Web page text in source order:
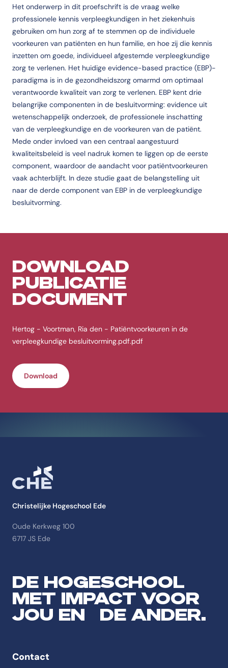
Het onderwerp in dit proefschrift is de vraag welke
professionele kennis verpleegkundigen in het ziekenhuis
gebruiken om hun zorg af te stemmen op de individuele
voorkeuren van patiënten en hun familie, en hoe zij die kennis
inzetten om goede, individueel afgestemde verpleegkundige
zorg te verlenen. Het huidige evidence-based practice (EBP)-
paradigma is in de gezondheidszorg omarmd om optimaal
verantwoorde kwaliteit van zorg te verlenen. EBP kent drie
belangrijke componenten in de besluitvorming: evidence uit
wetenschappelijk onderzoek, de professionele inschatting
van de verpleegkundige en de voorkeuren van de patiënt.
Mede onder invloed van een centraal aangestuurd
kwaliteitsbeleid is veel nadruk komen te liggen op de eerste
component, waardoor de aandacht voor patiëntvoorkeuren
vaak achterblijft. In deze studie gaat de belangstelling uit
naar de derde component van EBP in de verpleegkundige
besluitvorming.
DOWNLOAD
PUBLICATIE
DOCUMENT
Hertog - Voortman, Ria den - Patiëntvoorkeuren in de
verpleegkundige besluitvorming.pdf.pdf
Download
Christelijke Hogeschool Ede
Oude Kerkweg 100
6717 JS Ede
DE HOGESCHOOL
MET IMPACT VOOR
JOU EN DE ANDER.
Contact